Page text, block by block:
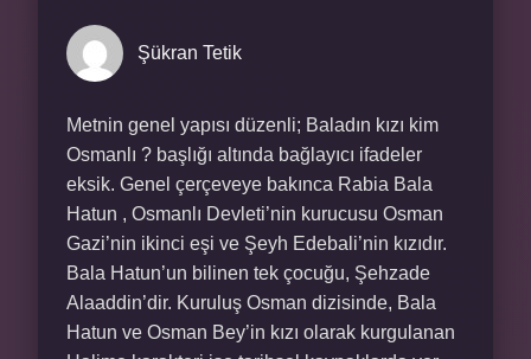
Şükran Tetik
Metnin genel yapısı düzenli; Baladın kızı kim
Osmanlı ? başlığı altında bağlayıcı ifadeler
eksik. Genel çerçeveye bakınca Rabia Bala
Hatun , Osmanlı Devleti’nin kurucusu Osman
Gazi’nin ikinci eşi ve Şeyh Edebali’nin kızıdır.
Bala Hatun’un bilinen tek çocuğu, Şehzade
Alaaddin’dir. Kuruluş Osman dizisinde, Bala
Hatun ve Osman Bey’in kızı olarak kurgulanan